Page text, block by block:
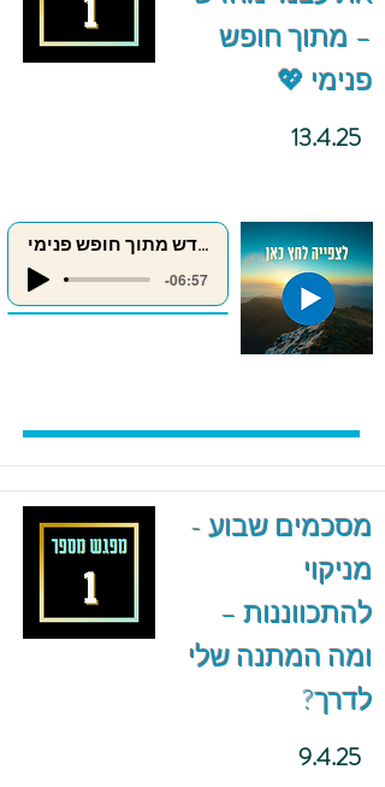
– מתוך חופש
פנימי 💖
13.4.25
לזרוע את עצמי מחדש מתוך חופש פנימי
-06:57
מסכמים שבוע -
מניקוי
להתכווננות –
ומה המתנה שלי
לדרך?
9.4.25